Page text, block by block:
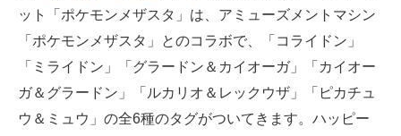
ット「ポケモンメザスタ」は、アミューズメントマシン
「ポケモンメザスタ」とのコラボで、「コライドン」
「ミライドン」「グラードン＆カイオーガ」「カイオー
ガ＆グラードン」「ルカリオ＆レックウザ」「ピカチュ
ウ＆ミュウ」の全6種のタグがついてきます。ハッピー